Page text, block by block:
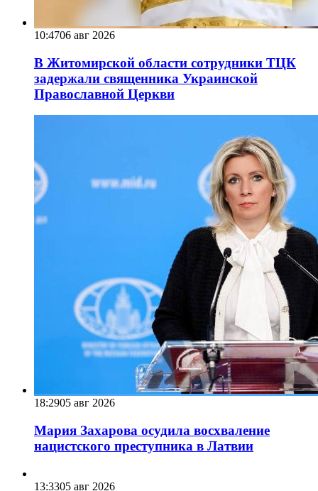
10:4706 авг 2026
В Житомирской области сотрудники ТЦК
задержали священника Украинской
Православной Церкви
18:2905 авг 2026
Мария Захарова осудила восхваление
нацистского преступника в Латвии
13:3305 авг 2026